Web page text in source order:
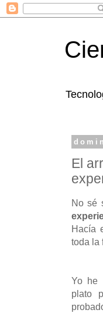
El
No sé
Hacía
toda la
Yo he
plato